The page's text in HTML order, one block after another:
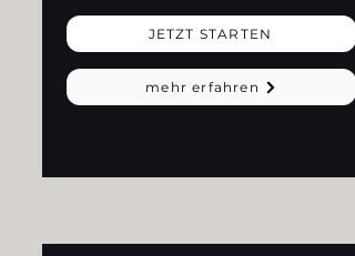
JETZT STARTEN
mehr erfahren